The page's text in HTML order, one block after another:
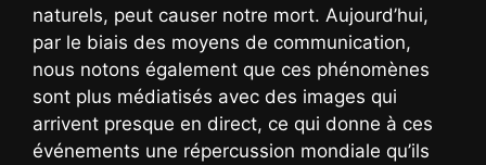
naturels, peut causer notre mort. Aujourd’hui,
par le biais des moyens de communication,
nous notons également que ces phénomènes
sont plus médiatisés avec des images qui
arrivent presque en direct, ce qui donne à ces
événements une répercussion mondiale qu’ils